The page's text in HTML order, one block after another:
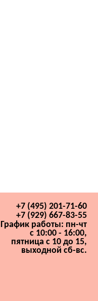
+7 (495) 201-71-60
+7 (929) 667-83-55
График работы: пн-чт
с 10:00 - 16:00,
пятница с 10 до 15,
выходной сб-вс.